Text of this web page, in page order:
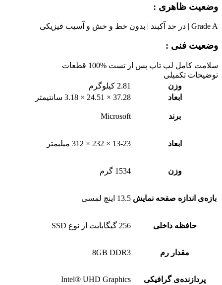
وضعیت ظاهری :
Grade A | در حد آکبند | بدون خط و خش و آسیب فیزیکی
وضعیت فنی :
سلامت کامل لپ تاپ پس از تست %100 قطعات
توضیحات تکمیلی
وزن
2.81 کیلوگرم
ابعاد
37.28 × 24.51 × 3.18 سانتیمتر
برند Microsoft
ابعاد 13-23 × 232 × 312 ميلیمتر
وزن 1534 گرم
بازه‌ی اندازه صفحه نمایش 13.5 اینچ لمسی
حافظه داخلی 256 گیگابایت از نوع SSD
مقدار رم 8GB DDR3
پردازنده‌ی گرافیکی Intel® UHD Graphics